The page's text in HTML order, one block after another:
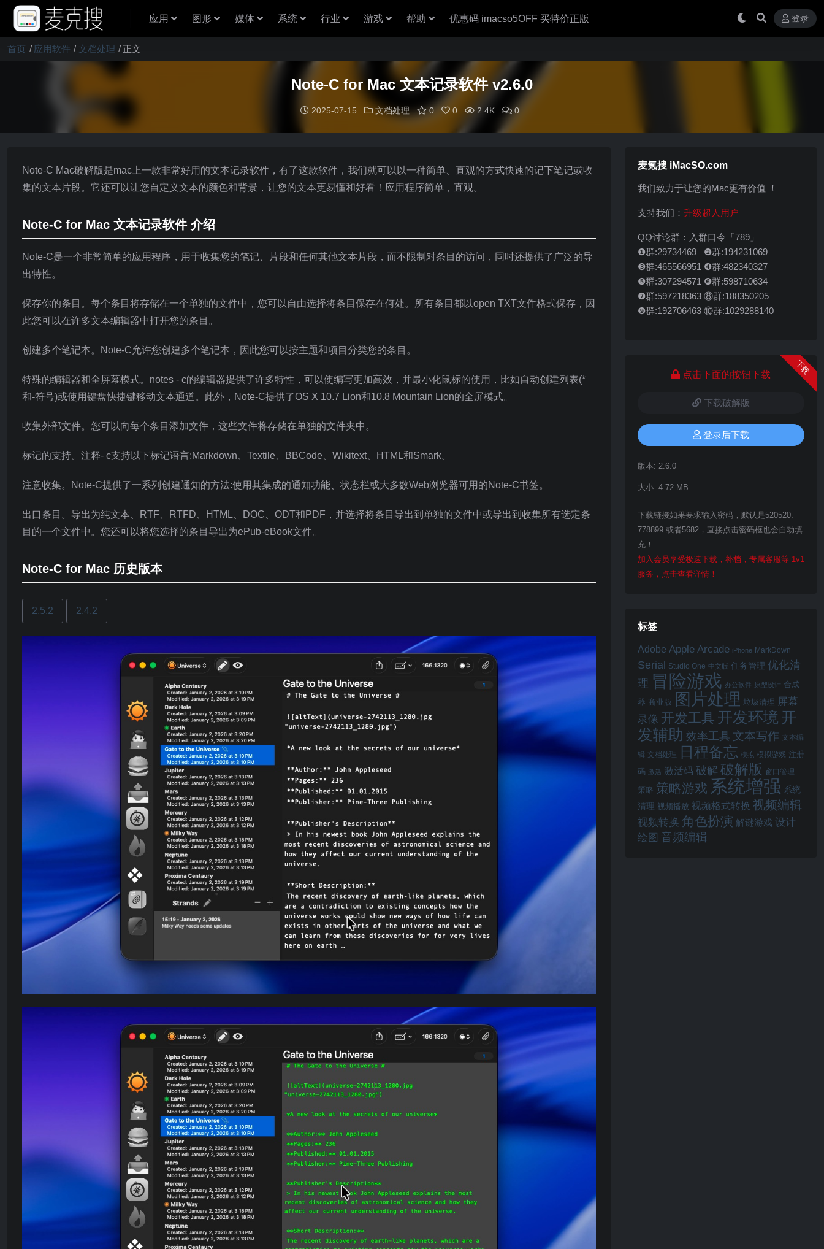
应用 图形 媒体 系统 行业 游戏 帮助 优惠码 imacso5OFF 买特价正版 登录
首页 应用软件 文档处理 正文
Note-C for Mac 文本记录软件 v2.6.0
2025-07-15 文档处理 0 0 2.4K 0
Note-C Mac破解版是mac上一款非常好用的文本记录软件，有了这款软件，我们就可以以一种简单、直观的方式快速的记下笔记或收
集的文本片段。它还可以让您自定义文本的颜色和背景，让您的文本更易懂和好看！应用程序简单，直观。
Note-C for Mac 文本记录软件 介绍
Note-C是一个非常简单的应用程序，用于收集您的笔记、片段和任何其他文本片段，而不限制对条目的访问，同时还提供了广泛的导
出特性。
保存你的条目。每个条目将存储在一个单独的文件中，您可以自由选择将条目保存在何处。所有条目都以open TXT文件格式保存，因
此您可以在许多文本编辑器中打开您的条目。
创建多个笔记本。Note-C允许您创建多个笔记本，因此您可以按主题和项目分类您的条目。
特殊的编辑器和全屏幕模式。notes - c的编辑器提供了许多特性，可以使编写更加高效，并最小化鼠标的使用，比如自动创建列表(*
和-符号)或使用键盘快捷键移动文本通道。此外，Note-C提供了OS X 10.7 Lion和10.8 Mountain Lion的全屏模式。
收集外部文件。您可以向每个条目添加文件，这些文件将存储在单独的文件夹中。
标记的支持。注释- c支持以下标记语言:Markdown、Textile、BBCode、Wikitext、HTML和Smark。
注意收集。Note-C提供了一系列创建通知的方法:使用其集成的通知功能、状态栏或大多数Web浏览器可用的Note-C书签。
出口条目。导出为纯文本、RTF、RTFD、HTML、DOC、ODT和PDF，并选择将条目导出到单独的文件中或导出到收集所有选定条
目的一个文件中。您还可以将您选择的条目导出为ePub-eBook文件。
Note-C for Mac 历史版本
2.5.2 2.4.2
麦氪搜 iMacSO.com
我们致力于让您的Mac更有价值 ！
支持我们： 升级超人用户
QQ讨论群：入群口令「789」
❶群:29734469 ❷群:194231069
❸群:465566951 ❹群:482340327
❺群:307294571 ❻群:598710634
❼群:597218363 ⑧群:188350205
❾群:192706463 ⑩群:1029288140
下载
点击下面的按钮下载
下载破解版
登录后下载
版本: 2.6.0
大小: 4.72 MB
下载链接如果要求输入密码，默认是520520、
778899 或者5682，直接点击密码框也会自动填
充！
加入会员享受极速下载，补档，专属客服等 1v1
服务，点击查看详情！
标签
Adobe Apple Arcade iPhone MarkDown
Serial Studio One 中文版 任务管理 优化清
理 冒险游戏 办公软件 原型设计 合成
器 商业版 图片处理 垃圾清理 屏幕
录像 开发工具 开发环境 开
发辅助 效率工具 文本写作 文本编
辑 文档处理 日程备忘 模拟 模拟游戏 注册
码 激活 激活码 破解 破解版 窗口管理
策略 策略游戏 系统增强 系统
清理 视频播放 视频格式转换 视频编辑
视频转换 角色扮演 解谜游戏 设计
绘图 音频编辑